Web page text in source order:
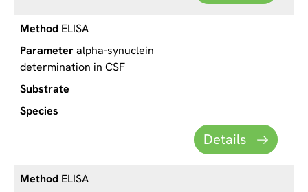
ELISA
alpha-synuclein
determination in CSF
Details
ELISA